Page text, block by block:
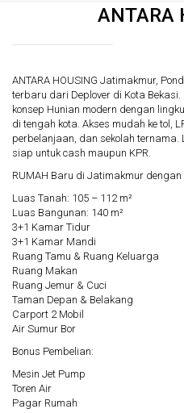
ANTARA
ANTARA HOUSING Jatimakmur,
terbaru dari Deplover di Kota
konsep Hunian modern dengan
di tengah kota. Akses mudah ke tol,
perbelanjaan, dan sekolah ternama.
siap untuk cash maupun KPR.
RUMAH Baru di Jatimakmur dengan
Luas Tanah: 105 – 112 m²
Luas Bangunan: 140 m²
3+1 Kamar Tidur
3+1 Kamar Mandi
Ruang Tamu & Ruang Keluarga
Ruang Makan
Ruang Jemur & Cuci
Taman Depan & Belakang
Carport 2 Mobil
Air Sumur Bor
Bonus Pembelian:
Mesin Jet Pump
Toren Air
Pagar Rumah